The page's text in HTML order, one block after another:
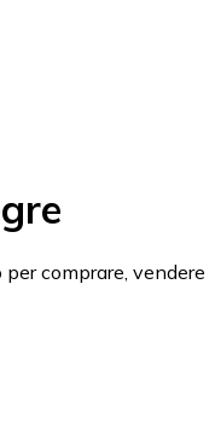
comprare, vendere